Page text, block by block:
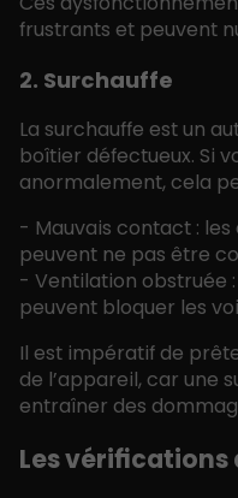
frustrants et peuvent
2. Surchauffe
La surchauffe est un
boîtier défectueux. Si
anormalement, cela
- Mauvais contact :
peuvent ne pas être
- Ventilation obstruée
peuvent bloquer les
Il est impératif de
de l’appareil, car une
entraîner des
Les vérifications